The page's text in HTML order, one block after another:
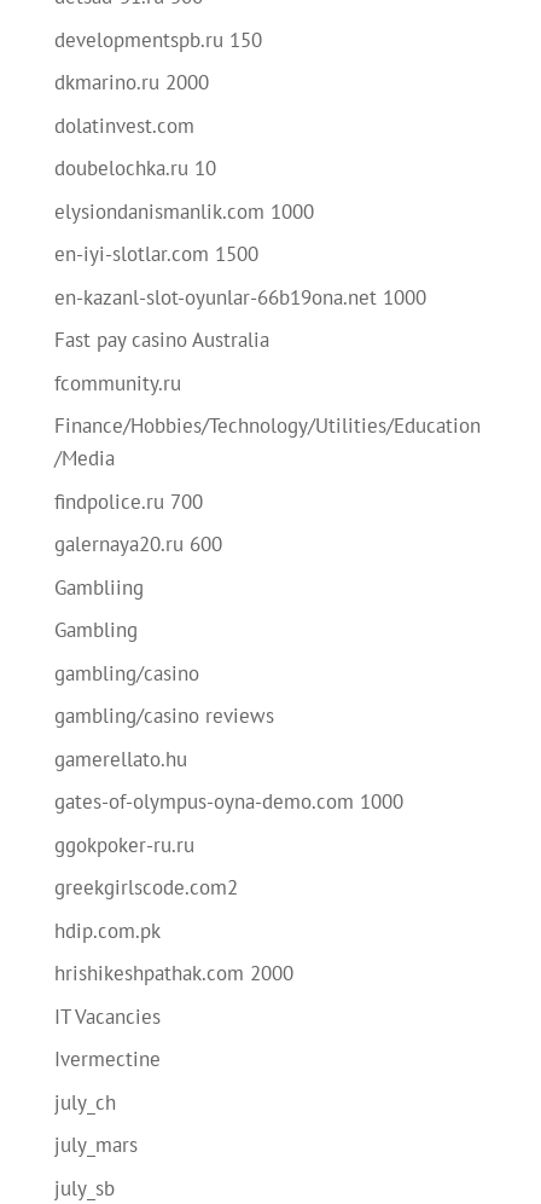
developmentspb.ru 150
dkmarino.ru 2000
dolatinvest.com
doubelochka.ru 10
elysiondanismanlik.com 1000
en-iyi-slotlar.com 1500
en-kazanl-slot-oyunlar-66b19ona.net 1000
Fast pay casino Australia
fcommunity.ru
Finance/Hobbies/Technology/Utilities/Education
/Media
findpolice.ru 700
galernaya20.ru 600
Gambliing
Gambling
gambling/casino
gambling/casino reviews
gamerellato.hu
gates-of-olympus-oyna-demo.com 1000
ggokpoker-ru.ru
greekgirlscode.com2
hdip.com.pk
hrishikeshpathak.com 2000
IT Vacancies
Ivermectine
july_ch
july_mars
july_sb